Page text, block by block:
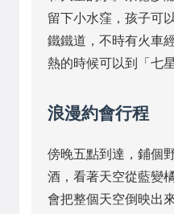
留下小水窪，孩子可
鐵鐵道，不時有火車
熱的時候可以到「七
浪漫約會行程
傍晚五點到達，鋪個
酒，看著天空從藍變
會把整個天空倒映出